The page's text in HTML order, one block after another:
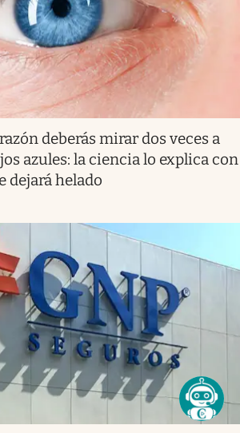
deberás mirar dos veces a
azules: la ciencia lo explica con
dejará helado